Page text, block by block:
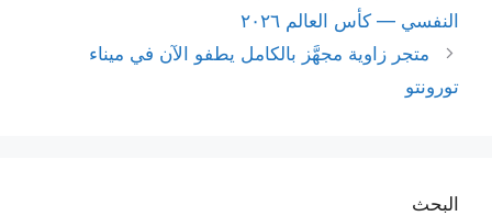
النفسي — كأس العالم ٢٠٢٦
متجر زاوية مجهَّز بالكامل يطفو الآن في ميناء
تورونتو
البحث